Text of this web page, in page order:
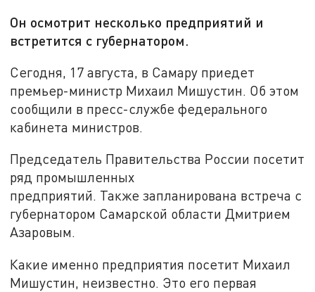
Он осмотрит несколько предприятий и
встретится с губернатором.
Сегодня, 17 августа, в Самару приедет
премьер-министр Михаил Мишустин. Об этом
сообщили в пресс-службе федерального
кабинета министров.
Председатель Правительства России посетит
ряд промышленных
предприятий. Также запланирована встреча с
губернатором Самарской области Дмитрием
Азаровым.
Какие именно предприятия посетит Михаил
Мишустин, неизвестно. Это его первая